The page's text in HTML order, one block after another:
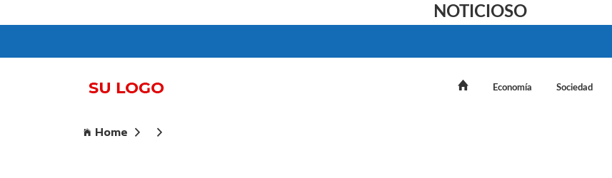
NOTICIOSO
Economía Sociedad
Home